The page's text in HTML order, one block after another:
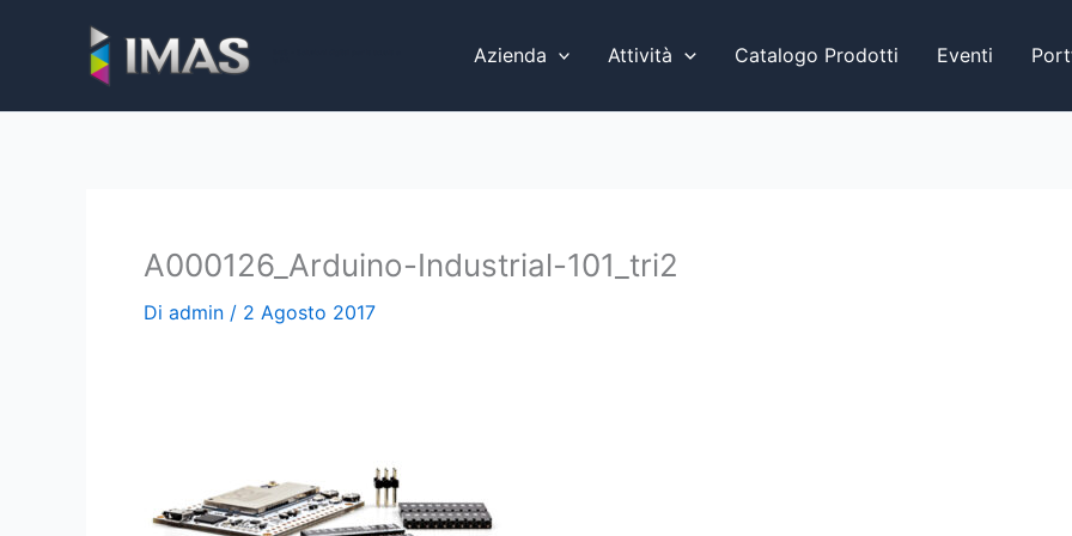
contenuto
Azienda Attività Catalogo Prodotti Eventi
A000126_Arduino-Industrial-101_tri2
Di admin / 2 Agosto 2017